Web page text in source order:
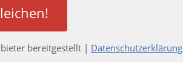
bereitgestellt | Datenschutzerklärung